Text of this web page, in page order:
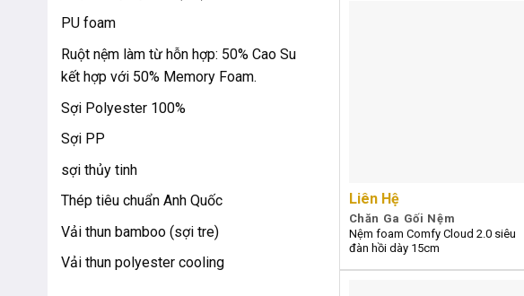
PU foam
Ruột nệm làm từ hỗn hợp: 50% Cao Su
kết hợp với 50% Memory Foam.
Sợi Polyester 100%
Sợi PP
sợi thủy tinh
Thép tiêu chuẩn Anh Quốc
Vải thun bamboo (sợi tre)
Vải thun polyester cooling
Chăn Ga Gối Nệm
Nệm foam Comfy Cloud 2.0 siêu
đàn hồi dày 15cm
Liên Hệ